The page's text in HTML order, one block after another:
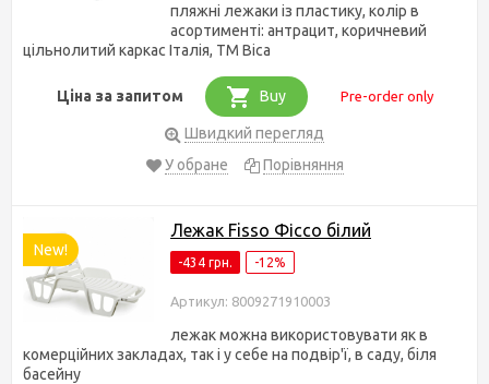
пляжні лежаки із пластику, колір в
асортименті: антрацит, коричневий
цільнолитий каркас Італія, ТМ Bica
Ціна за запитом Buy Pre-order only
Швидкий перегляд
У обране
Порівняння
New!
Лежак Fisso Фіссо білий
-434 грн. -12%
Артикул: 8009271910003
лежак можна використовувати як в
комерційних закладах, так і у себе на подвір'ї, в саду, біля
басейну